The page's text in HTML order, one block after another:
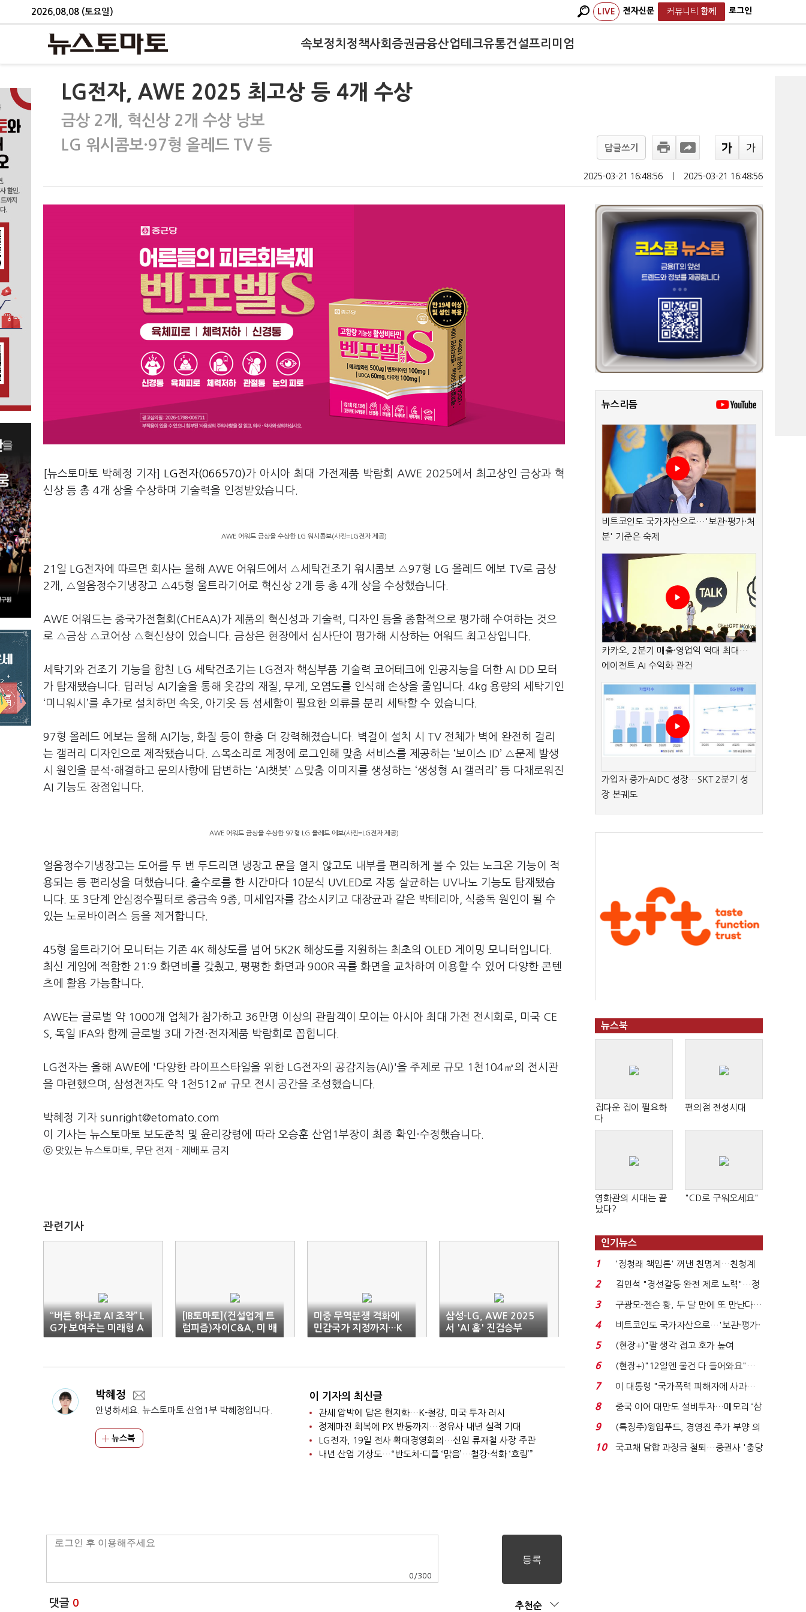
2026.08.08 (토요일) LIVE 전자신문 커뮤니티 함께 로그인
속보정치 정책사회 증권금융산업테크유통건설프리미엄
LG전자, AWE 2025 최고상 등 4개 수상
금상 2개, 혁신상 2개 수상 낭보
LG 워시콤보·97형 올레드 TV 등
답글쓰기
2025-03-21 16:48:56 2025-03-21 16:48:56
[뉴스토마토 박혜정 기자] LG전자(066570)가 아시아 최대 가전제품 박람회 AWE 2025에서 최고상인 금상과 혁
신상 등 총 4개 상을 수상하며 기술력을 인정받았습니다.
AWE 어워드 금상을 수상한 LG 워시콤보(사진=LG전자 제공)
21일 LG전자에 따르면 회사는 올해 AWE 어워드에서 △세탁건조기 워시콤보 △97형 LG 올레드 에보 TV로 금상
2개, △얼음정수기냉장고 △45형 울트라기어로 혁신상 2개 등 총 4개 상을 수상했습니다.
AWE 어워드는 중국가전협회(CHEAA)가 제품의 혁신성과 기술력, 디자인 등을 종합적으로 평가해 수여하는 것으
로 △금상 △코어상 △혁신상이 있습니다. 금상은 현장에서 심사단이 평가해 시상하는 어워드 최고상입니다.
세탁기와 건조기 기능을 합친 LG 세탁건조기는 LG전자 핵심부품 기술력 코어테크에 인공지능을 더한 AI DD 모터
가 탑재됐습니다. 딥러닝 AI기술을 통해 옷감의 재질, 무게, 오염도를 인식해 손상을 줄입니다. 4kg 용량의 세탁기인
‘미니워시’를 추가로 설치하면 속옷, 아기옷 등 섬세함이 필요한 의류를 분리 세탁할 수 있습니다.
97형 올레드 에보는 올해 AI기능, 화질 등이 한층 더 강력해졌습니다. 벽걸이 설치 시 TV 전체가 벽에 완전히 걸리
는 갤러리 디자인으로 제작됐습니다. △목소리로 계정에 로그인해 맞춤 서비스를 제공하는 ‘보이스 ID’ △문제 발생
시 원인을 분석·해결하고 문의사항에 답변하는 ‘AI챗봇’ △맞춤 이미지를 생성하는 ‘생성형 AI 갤러리’ 등 다채로워진
AI 기능도 장점입니다.
AWE 어워드 금상을 수상한 97형 LG 올레드 에보(사진=LG전자 제공)
얼음정수기냉장고는 도어를 두 번 두드리면 냉장고 문을 열지 않고도 내부를 편리하게 볼 수 있는 노크온 기능이 적
용되는 등 편리성을 더했습니다. 출수로를 한 시간마다 10분식 UVLED로 자동 살균하는 UV나노 기능도 탑재됐습
니다. 또 3단계 안심정수필터로 중금속 9종, 미세입자를 감소시키고 대장균과 같은 박테리아, 식중독 원인이 될 수
있는 노로바이러스 등을 제거합니다.
45형 울트라기어 모니터는 기존 4K 해상도를 넘어 5K2K 해상도를 지원하는 최초의 OLED 게이밍 모니터입니다.
최신 게임에 적합한 21:9 화면비를 갖췄고, 평평한 화면과 900R 곡률 화면을 교차하여 이용할 수 있어 다양한 콘텐
츠에 활용 가능합니다.
AWE는 글로벌 약 1000개 업체가 참가하고 36만명 이상의 관람객이 모이는 아시아 최대 가전 전시회로, 미국 CE
S, 독일 IFA와 함께 글로벌 3대 가전·전자제품 박람회로 꼽힙니다.
LG전자는 올해 AWE에 '다양한 라이프스타일을 위한 LG전자의 공감지능(AI)'을 주제로 규모 1천104㎡의 전시관
을 마련했으며, 삼성전자도 약 1천512㎡ 규모 전시 공간을 조성했습니다.
박혜정 기자 sunright@etomato.com
이 기사는 뉴스토마토 보도준칙 및 윤리강령에 따라 오승훈 산업1부장이 최종 확인·수정했습니다.
ⓒ 맛있는 뉴스토마토, 무단 전재 - 재배포 금지
관련기사
“버튼 하나로 AI 조작” L
G가 보여주는 미래형 A
I TV
[IB토마토](건설업계 트
럼피즘)자이C&A, 미 배
터리 지원 철회…LG 캡
미중 무역분쟁 격화에
민감국가 지정까지…K
반도체 복합 위기
삼성-LG, AWE 2025
서 'AI 홈' 진검승부
박혜정
안녕하세요. 뉴스토마토 산업1부 박혜정입니다.
뉴스북
이 기자의 최신글
관세 압박에 답은 현지화…K-철강, 미국 투자 러시
정제마진 회복에 PX 반등까지…정유사 내년 실적 기대
LG전자, 19일 전사 확대경영회의…신임 류재철 사장 주관
내년 산업 기상도…“반도체·디플 ‘맑음’…철강·석화 ‘흐림’”
0 /300
댓글 0 추천순
뉴스리듬
비트코인도 국가자산으로…'보관·평가·처
분' 기준은 숙제
카카오, 2분기 매출·영업익 역대 최대…
에이전트 AI 수익화 관건
가입자 증가·AIDC 성장…SKT 2분기 성
장 본궤도
뉴스북
집다운 집이 필요하
다
편의점 전성시대
영화관의 시대는 끝
났다?
"CD로 구워오세요"
인기뉴스
1
'정청래 책임론' 꺼낸 친명계…친청계
는 추가투표 때리기...
2
김민석 "경선갈등 완전 제로 노력"…정
청래 "반명 공세 사...
3
구광모-젠슨 황, 두 달 만에 또 만난다…
로봇·AI 등 논...
4
비트코인도 국가자산으로…'보관·평가·
처분' 기준은 ...
5
(현장+)"팔 생각 접고 호가 높여
요"…'덜 똘똘한 한 채' 20...
6
(현장+)"12일엔 물건 다 들어와요"…
빈 매대 채우며 문 연 ...
7
이 대통령 "국가폭력 피해자에 사과…
적극적 조사로 진...
8
중국 이어 대만도 설비투자…메모리 ‘삼
국전쟁’
9
(특징주)윙입푸드, 경영진 주가 부양 의
지에 상한가...
10
국고채 담합 과징금 철퇴…증권사 '충당